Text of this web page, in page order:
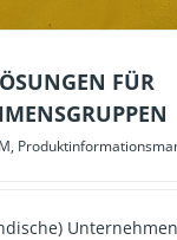
FÜR
,